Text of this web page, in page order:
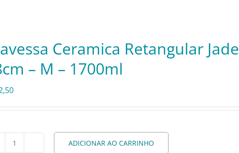
Ceramica Retangular
– M – 1700ml
Travessa
ADICIONAR AO CARRINHO